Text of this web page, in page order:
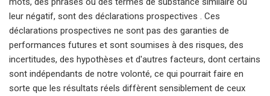
leur négatif, sont des déclarations prospectives . Ces
déclarations prospectives ne sont pas des garanties de
performances futures et sont soumises à des risques, des
incertitudes, des hypothèses et d'autres facteurs, dont certains
sont indépendants de notre volonté, ce qui pourrait faire en
sorte que les résultats réels diffèrent sensiblement de ceux